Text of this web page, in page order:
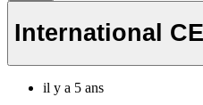
International
il y a 5 ans